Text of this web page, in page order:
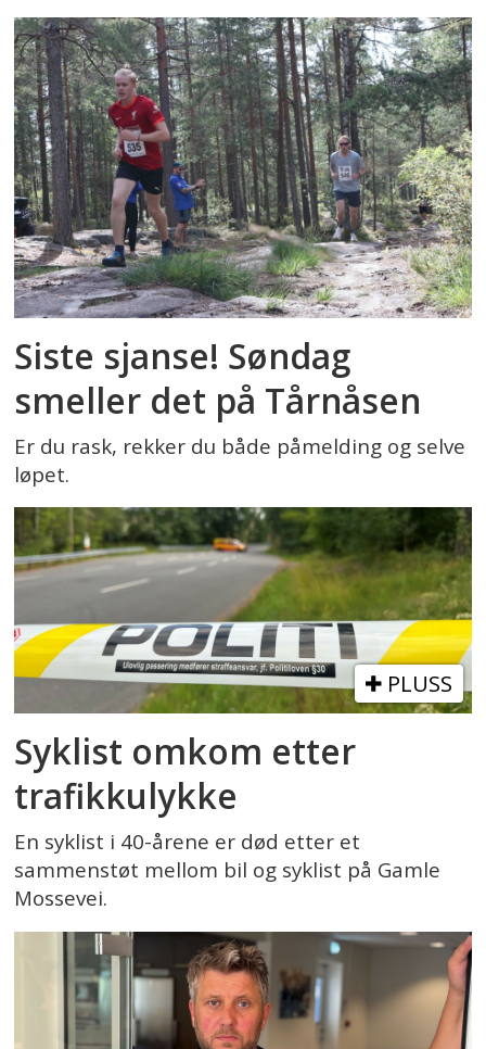
Siste sjanse! Søndag
smeller det på Tårnåsen
Er du rask, rekker du både påmelding og selve
løpet.
PLUSS
Syklist omkom etter
trafikkulykke
En syklist i 40-årene er død etter et
sammenstøt mellom bil og syklist på Gamle
Mossevei.